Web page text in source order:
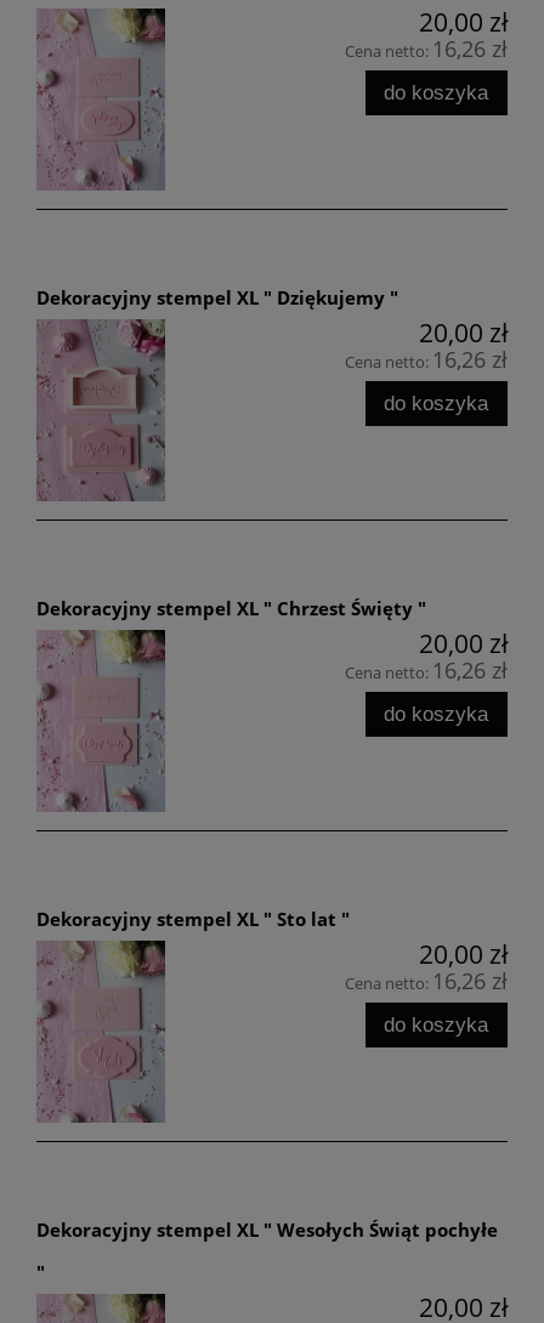
20,00 zł
Cena netto: 16,26 zł
do koszyka
Dekoracyjny stempel XL " Dziękujemy "
20,00 zł
Cena netto: 16,26 zł
do koszyka
Dekoracyjny stempel XL " Chrzest Święty "
20,00 zł
Cena netto: 16,26 zł
do koszyka
Dekoracyjny stempel XL " Sto lat "
20,00 zł
Cena netto: 16,26 zł
do koszyka
Dekoracyjny stempel XL " Wesołych Świąt pochyłe
"
20,00 zł